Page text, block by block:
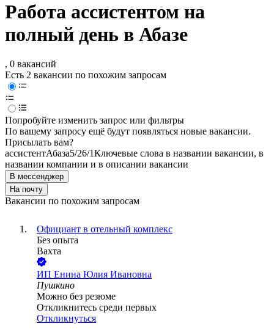
Работа ассистентом на
полный день в Абазе
, 0 вакансий
Есть 2 вакансии по похожим запросам
Попробуйте изменить запрос или фильтры
По вашему запросу ещё будут появляться новые вакансии.
Присылать вам?
ассистентАбаза5/26/1Ключевые слова в названии вакансии, в
названии компании и в описании вакансии
В мессенджер
На почту
Вакансии по похожим запросам
Официант в отельный комплекс
Без опыта
Вахта
ИП Енина Юлия Ивановна
Пушкино
Можно без резюме
Откликнитесь среди первых
Откликнуться